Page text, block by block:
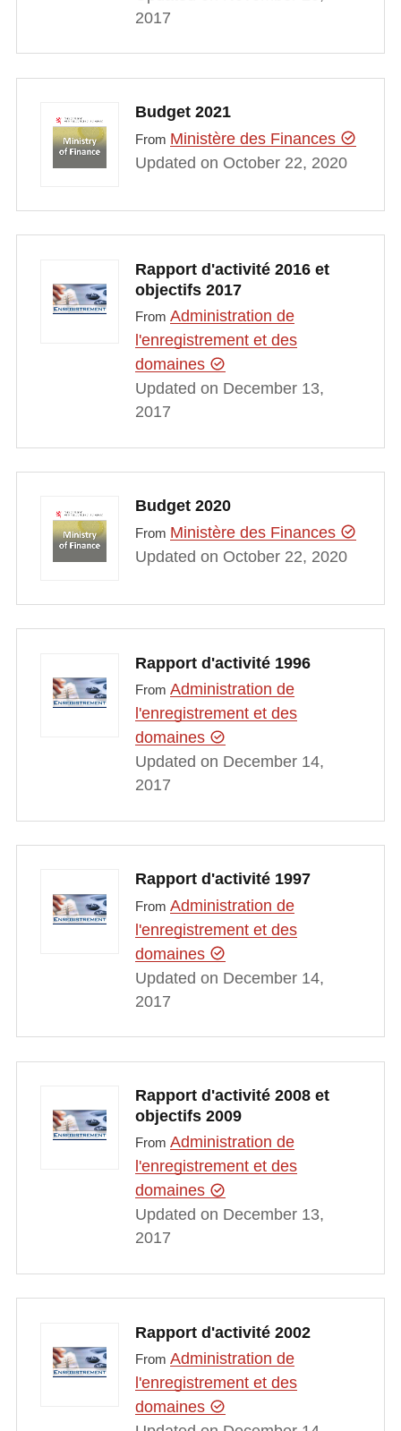
2017
Budget 2021
From Ministère des Finances
Updated on October 22, 2020
Rapport d'activité 2016 et
objectifs 2017
From Administration de
l'enregistrement et des
domaines
Updated on December 13,
2017
Budget 2020
From Ministère des Finances
Updated on October 22, 2020
Rapport d'activité 1996
From Administration de
l'enregistrement et des
domaines
Updated on December 14,
2017
Rapport d'activité 1997
From Administration de
l'enregistrement et des
domaines
Updated on December 14,
2017
Rapport d'activité 2008 et
objectifs 2009
From Administration de
l'enregistrement et des
domaines
Updated on December 13,
2017
Rapport d'activité 2002
From Administration de
l'enregistrement et des
domaines